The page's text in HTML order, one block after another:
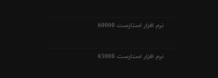
نرم افزار استارست 60000
نرم افزار استارست 65000